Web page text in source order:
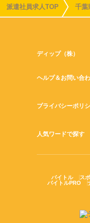
派遣社員求人TOP 千葉
ディップ（株）
ヘルプ＆お問い合
プライバシーポリ
人気ワードで探す
バイトル ス
バイトルPRO